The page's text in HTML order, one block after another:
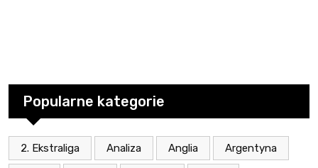
Popularne kategorie
2. Ekstraliga Analiza Anglia Argentyna